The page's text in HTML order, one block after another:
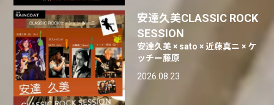
安達久美CLASSIC ROCK
SESSION
安達久美 × sato × 近藤真ニ × ケ
ッチー藤原
2026.08.23